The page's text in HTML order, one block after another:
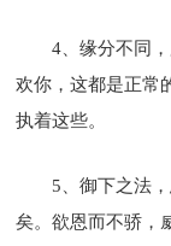
4、缘分不同
欢你，这都是正常
执着这些。
5、御下之法
矣。欲恩而不骄，